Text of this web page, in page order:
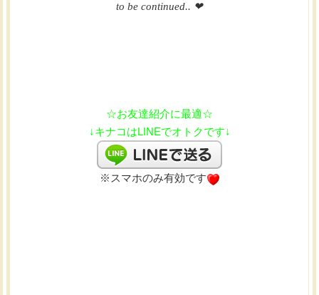
to be continued.. ❤︎
☆お友達紹介に最適☆
↓キナコはLINEでオトクです↓
※スマホのみ有効です